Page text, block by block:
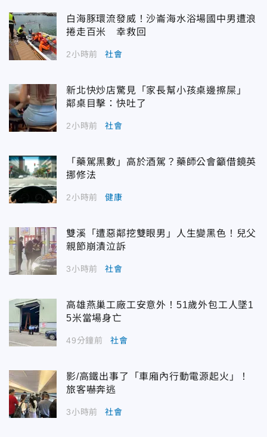
白海豚環流發威！沙崙海水浴場國中男遭浪
捲走百米 幸救回
2小時前 社會
新北快炒店驚見「家長幫小孩桌邊擦屎」
鄰桌目擊：快吐了
2小時前 社會
「藥駕黑數」高於酒駕？藥師公會籲借鏡英
挪修法
2小時前 健康
雙溪「遭惡鄰挖雙眼男」人生變黑色！兒父
親節崩潰泣訴
3小時前 社會
高雄燕巢工廠工安意外！51歲外包工人墜1
5米當場身亡
49分鐘前 社會
影/高鐵出事了「車廂內行動電源起火」！
旅客嚇奔逃
3小時前 社會